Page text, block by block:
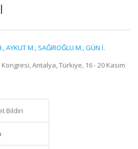
,AYKUT M., SAĞIROĞLU M.,GÜN İ.
Kongresi, Antalya, Türkiye, 16 - 20 Kasım
Bildiri